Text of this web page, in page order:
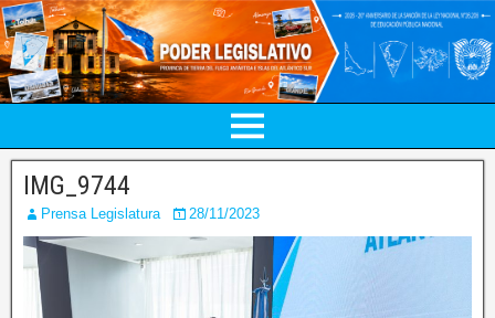
IMG_9744
Prensa Legislatura 28/11/2023